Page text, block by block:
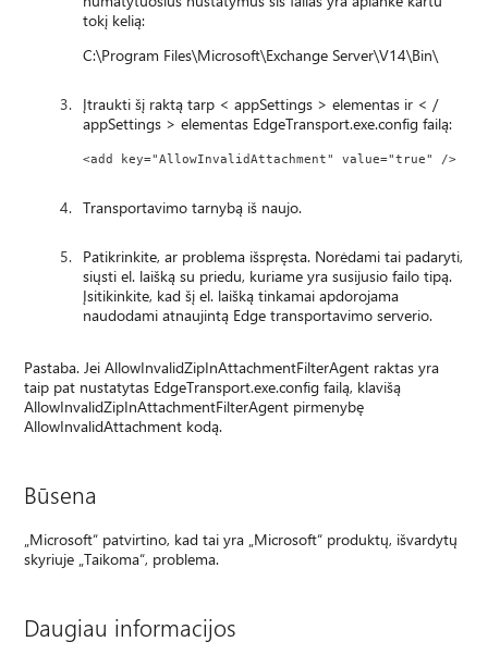
tokį kelią:
C:\Program Files\Microsoft\Exchange Server\V14\Bin\
Įtraukti šį raktą tarp < appSettings > elementas ir < /
appSettings > elementas EdgeTransport.exe.config failą:
<add key="AllowInvalidAttachment" value="true" />
Transportavimo tarnybą iš naujo.
Patikrinkite, ar problema išspręsta. Norėdami tai padaryti,
siųsti el. laišką su priedu, kuriame yra susijusio failo tipą.
Įsitikinkite, kad šį el. laišką tinkamai apdorojama
naudodami atnaujintą Edge transportavimo serverio.
Pastaba. Jei AllowInvalidZipInAttachmentFilterAgent raktas yra
taip pat nustatytas EdgeTransport.exe.config failą, klavišą
AllowInvalidZipInAttachmentFilterAgent pirmenybę
AllowInvalidAttachment kodą.
Būsena
„Microsoft“ patvirtino, kad tai yra „Microsoft“ produktų, išvardytų
skyriuje „Taikoma“, problema.
Daugiau informacijos